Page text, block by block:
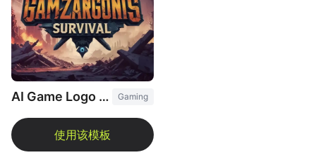
AI Game Logo Maker Gaming